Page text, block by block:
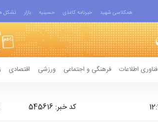
همکلاسی شهید خبرنامه کاغذی حسینیه بازار تشکل
فناوری اطلاعات فرهنگی و اجتماعی ورزشی اقتصادی
کد خبر: 545616